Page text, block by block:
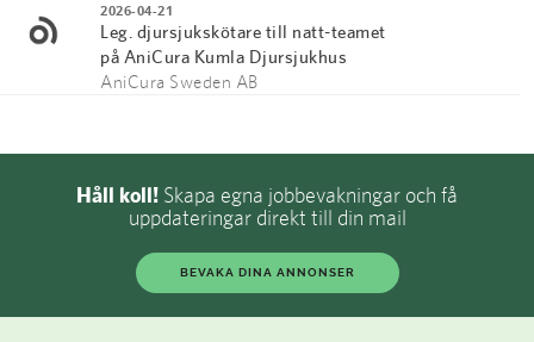
2026-04-21
Leg. djursjukskötare till natt-teamet
på AniCura Kumla Djursjukhus
AniCura Sweden AB
Håll koll! Skapa egna jobbevakningar och få
uppdateringar direkt till din mail
BEVAKA DINA ANNONSER